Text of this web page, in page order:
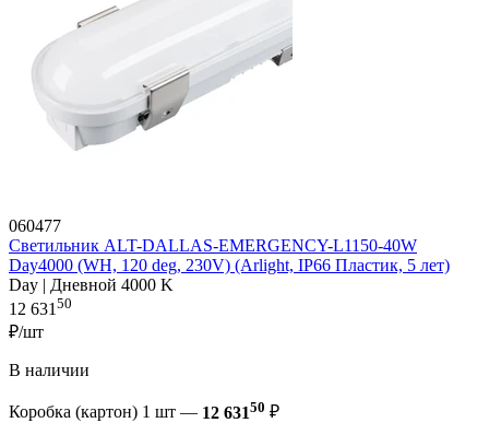
060477
Светильник ALT-DALLAS-EMERGENCY-L1150-40W
Day4000 (WH, 120 deg, 230V) (Arlight, IP66 Пластик, 5 лет)
Day | Дневной 4000 K
12 63150
₽/шт
В наличии
Коробка (картон) 1 шт — 12 63150 ₽